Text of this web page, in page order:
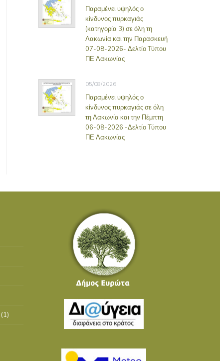
Παραμένει υψηλός ο
κίνδυνος πυρκαγιάς
(κατηγορία 3) σε όλη τη
Λακωνία και την Παρασκευή
07-08-2026- Δελτίο Τύπου
ΠΕ Λακωνίας
05/08/2026
Παραμένει υψηλός ο
κίνδυνος πυρκαγιάς σε όλη
τη Λακωνία και την Πέμπτη
06-08-2026 -Δελτίο Τύπου
ΠΕ Λακωνίας
(1)